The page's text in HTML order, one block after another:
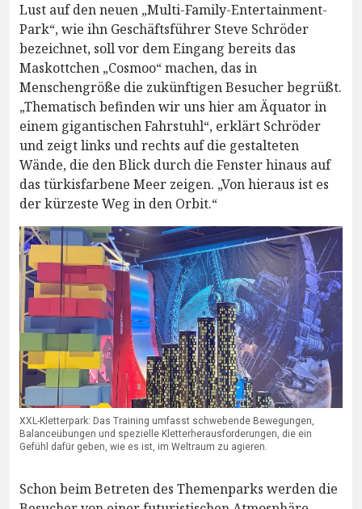
Lust auf den neuen „Multi-Family-Entertainment-
Park“, wie ihn Geschäftsführer Steve Schröder
bezeichnet, soll vor dem Eingang bereits das
Maskottchen „Cosmoo“ machen, das in
Menschengröße die zukünftigen Besucher begrüßt.
„Thematisch befinden wir uns hier am Äquator in
einem gigantischen Fahrstuhl“, erklärt Schröder
und zeigt links und rechts auf die gestalteten
Wände, die den Blick durch die Fenster hinaus auf
das türkisfarbene Meer zeigen. „Von hieraus ist es
der kürzeste Weg in den Orbit.“
XXL-Kletterpark: Das Training umfasst schwebende Bewegungen,
Balanceübungen und spezielle Kletterherausforderungen, die ein
Gefühl dafür geben, wie es ist, im Weltraum zu agieren.
Schon beim Betreten des Themenparks werden die